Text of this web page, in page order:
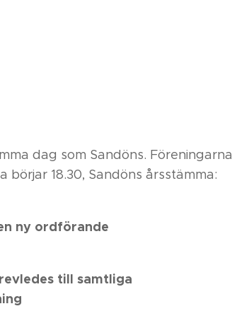
dag som Sandöns. Föreningarna
börjar 18.30, Sandöns årsstämma:
ny ordförande
till samtliga